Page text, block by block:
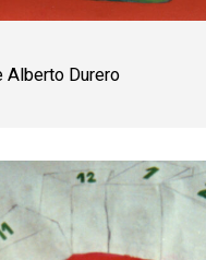
Alberto Durero